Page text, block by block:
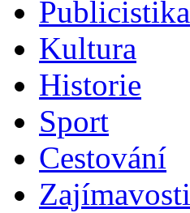
Publicistika
Kultura
Historie
Sport
Cestování
Zajímavosti